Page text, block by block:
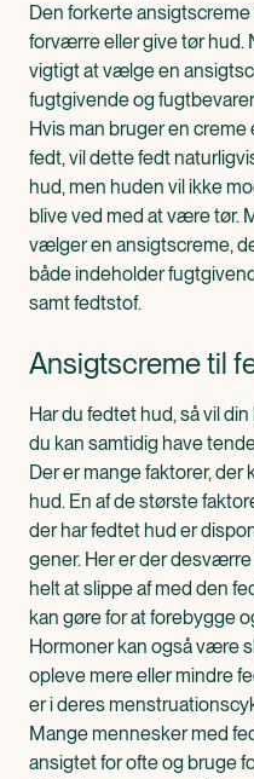
Den forkerte
forværre eller give tør hud.
vigtigt at vælge en
fugtgivende og
Hvis man bruger en
fedt, vil dette fedt
hud, men huden vil ikke
blive ved med at være tør.
vælger en ansigtscreme,
både indeholder
samt fedtstof.
Ansigtscreme til
Har du fedtet hud, så vil
du kan samtidig have
Der er mange faktorer,
hud. En af de største
der har fedtet hud er
gener. Her er der
helt at slippe af med den
kan gøre for at forebygge
Hormoner kan også være
opleve mere eller mindre
er i deres
Mange mennesker med
ansigtet for ofte og bruge